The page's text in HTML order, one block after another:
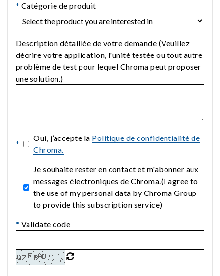
* Catégorie de produit
Description détaillée de votre demande (Veuillez
décrire votre application, l'unité testée ou tout autre
problème de test pour lequel Chroma peut proposer
une solution.)
*
Oui, j’accepte la Politique de confidentialité de
Chroma.
Je souhaite rester en contact et m'abonner aux
messages électroniques de Chroma.(I agree to
the use of my personal data by Chroma Group
to provide this subscription service)
* Validate code